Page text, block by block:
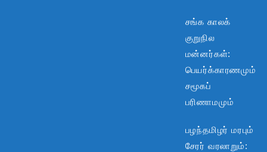
சங்க காலக்
குறுநில
மன்னர்கள்:
பெயர்க்காரணமும்
சமூகப்
பரிணாமமும்
பழந்தமிழர் மரபும்
சேரர் வரலாறும்: